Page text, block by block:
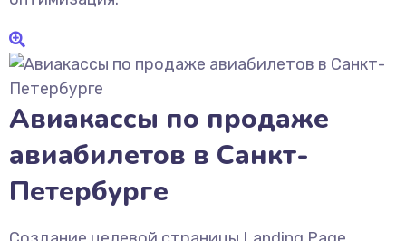
Авиакассы по продаже
авиабилетов в Санкт-
Петербурге